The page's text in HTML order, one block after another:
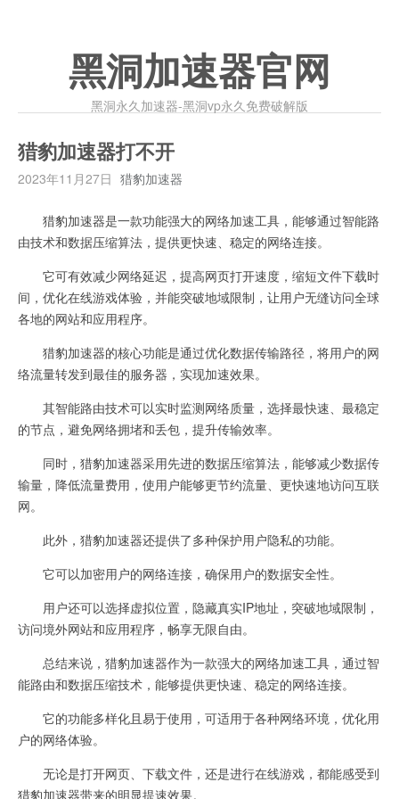
黑洞加速器官网
黑洞永久加速器-黑洞vp永久免费破解版
猎豹加速器打不开
2023年11月27日 猎豹加速器
猎豹加速器是一款功能强大的网络加速工具，能够通过智能路
由技术和数据压缩算法，提供更快速、稳定的网络连接。
它可有效减少网络延迟，提高网页打开速度，缩短文件下载时
间，优化在线游戏体验，并能突破地域限制，让用户无缝访问全球
各地的网站和应用程序。
猎豹加速器的核心功能是通过优化数据传输路径，将用户的网
络流量转发到最佳的服务器，实现加速效果。
其智能路由技术可以实时监测网络质量，选择最快速、最稳定
的节点，避免网络拥堵和丢包，提升传输效率。
同时，猎豹加速器采用先进的数据压缩算法，能够减少数据传
输量，降低流量费用，使用户能够更节约流量、更快速地访问互联
网。
此外，猎豹加速器还提供了多种保护用户隐私的功能。
它可以加密用户的网络连接，确保用户的数据安全性。
用户还可以选择虚拟位置，隐藏真实IP地址，突破地域限制，
访问境外网站和应用程序，畅享无限自由。
总结来说，猎豹加速器作为一款强大的网络加速工具，通过智
能路由和数据压缩技术，能够提供更快速、稳定的网络连接。
它的功能多样化且易于使用，可适用于各种网络环境，优化用
户的网络体验。
无论是打开网页、下载文件，还是进行在线游戏，都能感受到
猎豹加速器带来的明显提速效果。